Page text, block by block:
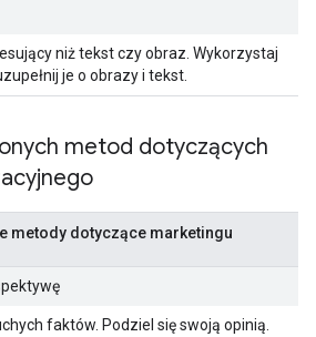
niż tekst czy obraz. Wykorzystaj
je o obrazy i tekst.
metod dotyczących
metody dotyczące marketingu
faktów. Podziel się swoją opinią.